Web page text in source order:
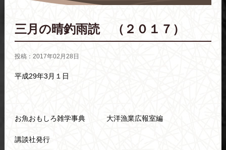
三月の晴釣雨読 （２０１７）
投稿：2017年02月28日
平成29年3月１日
お魚おもしろ雑学事典 大洋漁業広報室編
講談社発行